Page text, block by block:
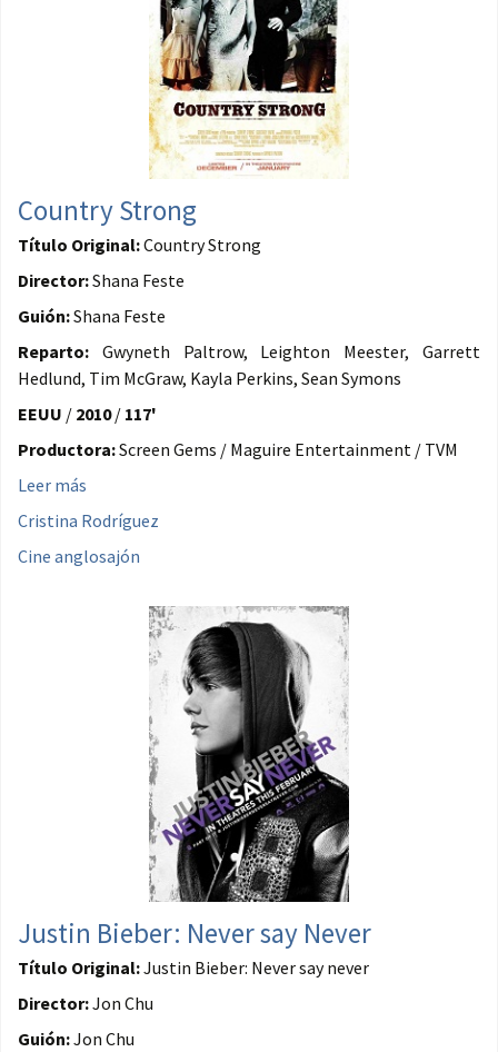
Country Strong
Título Original:Country Strong
Director:Shana Feste
Guión:Shana Feste
Reparto: Gwyneth Paltrow, Leighton Meester, Garrett
Hedlund, Tim McGraw, Kayla Perkins, Sean Symons
EEUU / 2010/ 117'
Productora:Screen Gems / Maguire Entertainment / TVM
Leer más
Cristina Rodríguez
Cine anglosajón
Justin Bieber: Never say Never
Título Original:Justin Bieber: Never say never
Director:Jon Chu
Guión:Jon Chu